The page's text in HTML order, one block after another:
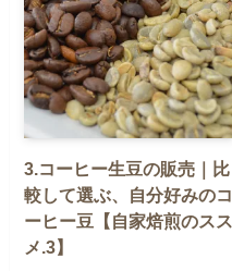
3.コーヒー生豆の販売｜比
較して選ぶ、自分好みのコ
ーヒー豆【自家焙煎のスス
メ.3】